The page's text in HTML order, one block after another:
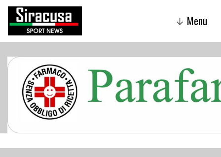
↓ Menu